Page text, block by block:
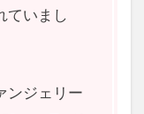
ていまし
ンジェリー